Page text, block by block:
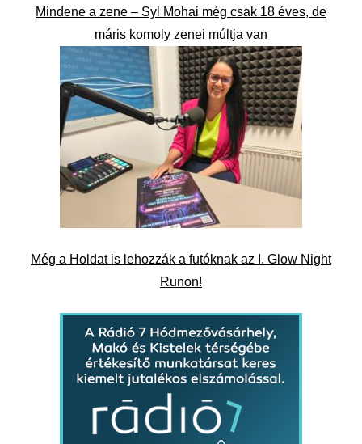
Mindene a zene – Syl Mohai még csak 18 éves, de
máris komoly zenei múltja van
Még a Holdat is lehozzák a futóknak az I. Glow Night
Runon!